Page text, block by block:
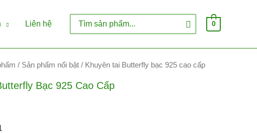
Liên hệ
Search
for:
0
/ Sản phẩm nổi bật / Khuyên tai Butterfly bạc 925 cao cấp
Bạc 925 Cao Cấp